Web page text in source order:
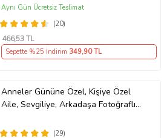
Şase
fırınlanmış
(20)
Aynı Gün Ücretsiz Teslimat
466,53 TL
Sepette %25 İndirim 349,90 TL
Anneler Gününe Özel, Kişiye Özel
Aile, Sevgiliye, Arkadaşa Fotoğraflı
(29)